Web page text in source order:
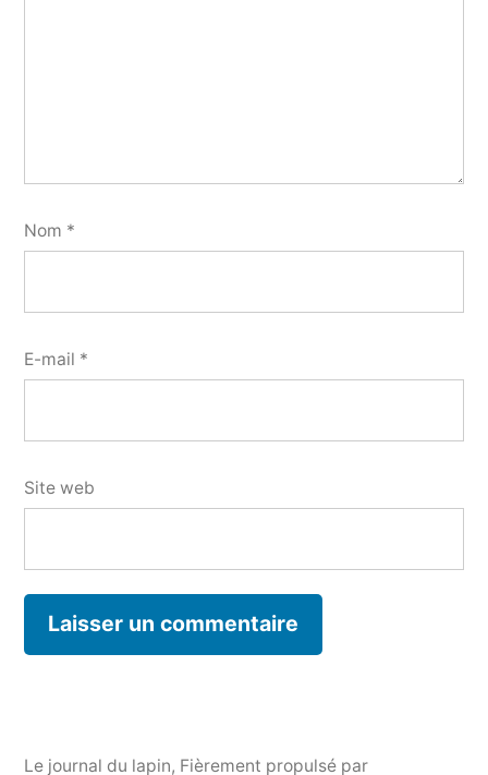
Nom *
E-mail *
Site web
Le journal du lapin, Fièrement propulsé par